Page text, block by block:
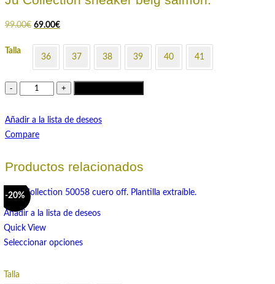
99.00€ El
original
era:
99.00€.
69.00€El
actual
es:
69.00€.
Talla
36 37 38 39 40 41
Añadir a la lista de deseos
Compare
Productos relacionados
-20%
Añadir a la lista de deseos
Quick View
Seleccionar opciones
Talla